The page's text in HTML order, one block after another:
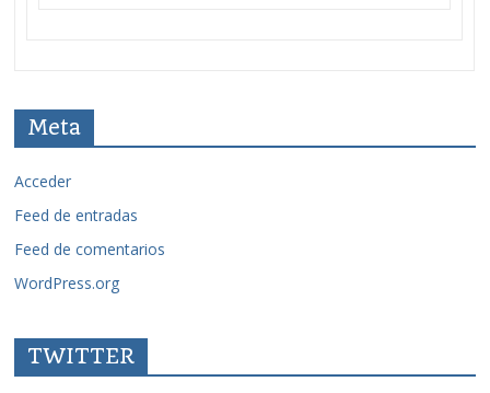
Meta
Acceder
Feed de entradas
Feed de comentarios
WordPress.org
TWITTER